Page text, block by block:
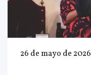
26 de mayo de 2026